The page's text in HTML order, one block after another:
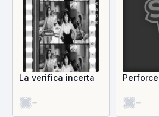
La verifica incerta
-
Perforce
-